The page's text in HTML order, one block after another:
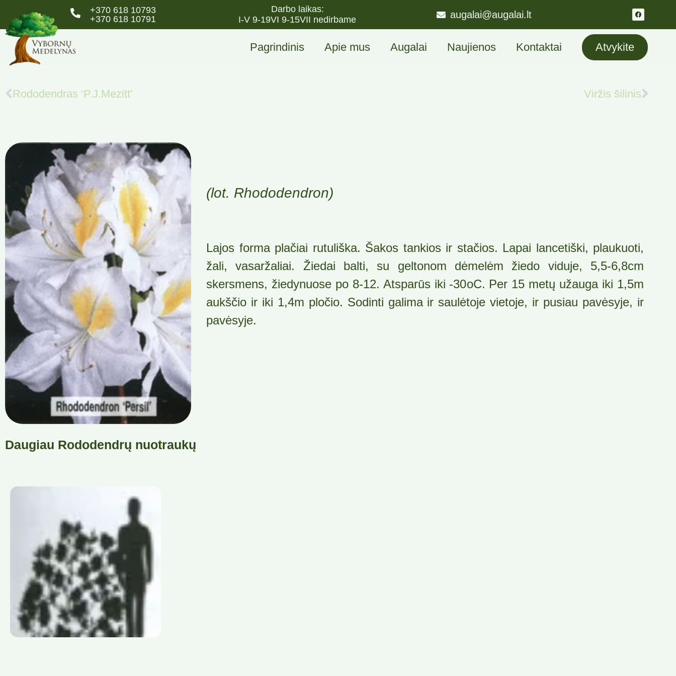
+370 618 10793
+370 618 10791
Darbo laikas:
I-V 9-19VI 9-15VII nedirbame augalai@augalai.lt
Pagrindinis Apie mus Augalai Naujienos Kontaktai Atvykite
Rododendras ‘P.J.Mezitt’ Viržis šilinis
(lot. Rhododendron)
Lajos forma plačiai rutuliška. Šakos tankios ir stačios. Lapai lancetiški, plaukuoti,
žali, vasaržaliai. Žiedai balti, su geltonom dėmelėm žiedo viduje, 5,5-6,8cm
skersmens, žiedynuose po 8-12. Atsparūs iki -30oC. Per 15 metų užauga iki 1,5m
aukščio ir iki 1,4m pločio. Sodinti galima ir saulėtoje vietoje, ir pusiau pavėsyje, ir
pavėsyje.
Daugiau Rododendrų nuotraukų